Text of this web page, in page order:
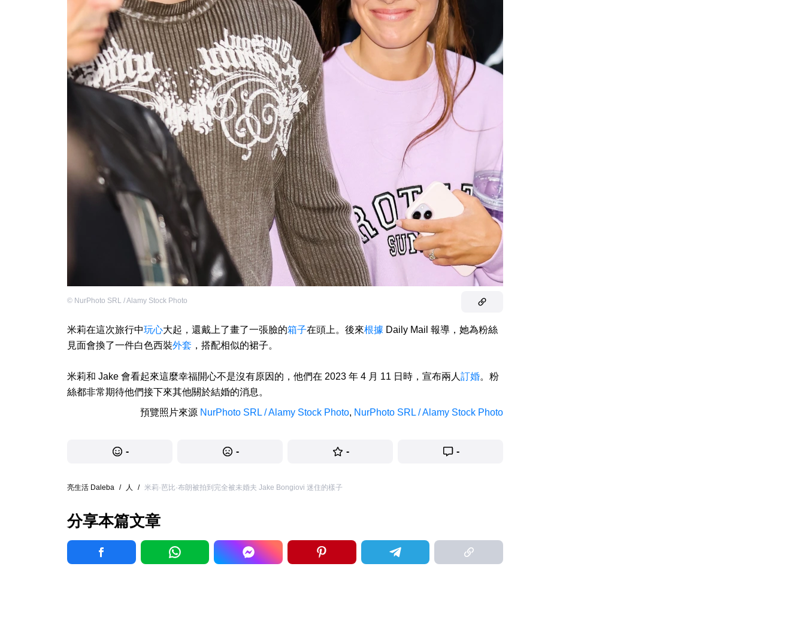
© NurPhoto SRL / Alamy Stock Photo
米莉在這次旅行中玩心大起，還戴上了畫了一張臉的箱子在頭上。後來根據 Daily Mail 報導，她為粉絲
見面會換了一件白色西裝外套 ，搭配相似的裙子。
米莉和 Jake 會看起來這麼幸福開心不是沒有原因的，他們在 2023 年 4 月 11 日時，宣布兩人 訂婚。粉
絲都非常期待他們接下來其他關於結婚的消息。
預覽照片來源 NurPhoto SRL / Alamy Stock Photo, NurPhoto SRL / Alamy Stock Photo
- - - -
亮生活 Daleba / 人 / 米莉·芭比·布朗被拍到完全被未婚夫 Jake Bongiovi 迷住的樣子
分享本篇文章